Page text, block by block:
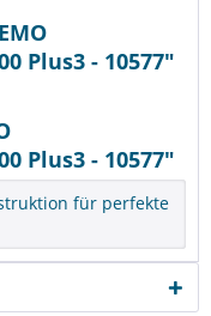
Plus3 - 10577"
Plus3 - 10577"
für perfekte